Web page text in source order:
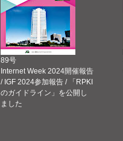
89号
Internet Week 2024開催報告
/ IGF 2024参加報告 / 「RPKI
のガイドライン」を公開し
ました